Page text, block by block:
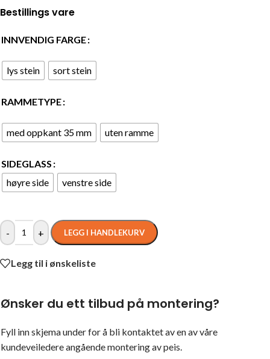
Bestillings vare
INNVENDIG FARGE
lys stein sort stein
RAMMETYPE
med oppkant 35 mm uten ramme
SIDEGLASS
høyre side
venstre side
- + LEGG I HANDLEKURV
Legg til i ønskeliste
Ønsker du ett tilbud på montering?
Fyll inn skjema under for å bli kontaktet av en av våre
kundeveiledere angående montering av peis.